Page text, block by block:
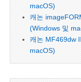
macOS)
캐논
(Windows 및
캐논 MF469dw
macOS)